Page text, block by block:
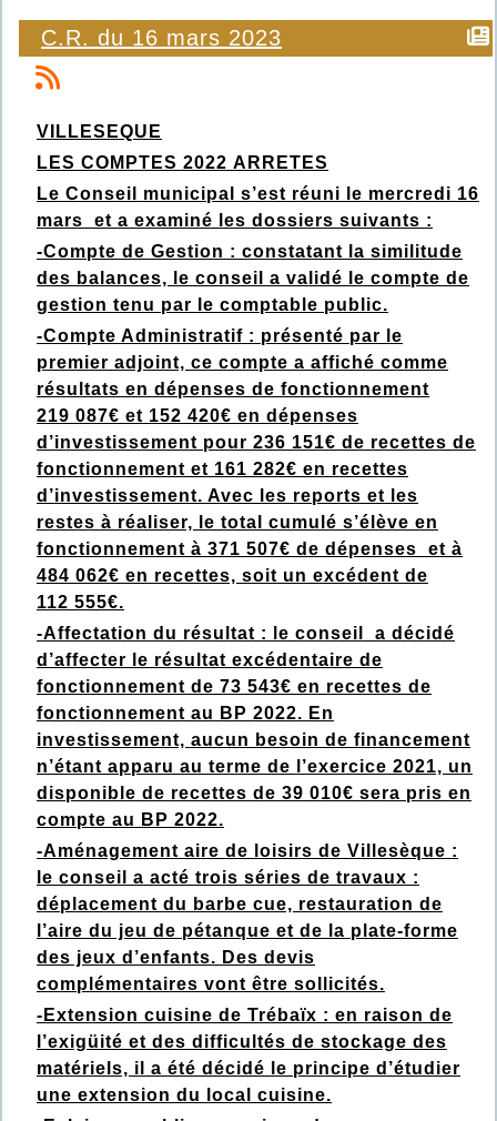
C.R. du 16 mars 2023
VILLESEQUE
LES COMPTES 2022 ARRETES
Le Conseil municipal s’est réuni le mercredi 16
mars et a examiné les dossiers suivants :
-Compte de Gestion : constatant la similitude
des balances, le conseil a validé le compte de
gestion tenu par le comptable public.
-Compte Administratif : présenté par le
premier adjoint, ce compte a affiché comme
résultats en dépenses de fonctionnement
219 087€ et 152 420€ en dépenses
d’investissement pour 236 151€ de recettes de
fonctionnement et 161 282€ en recettes
d’investissement. Avec les reports et les
restes à réaliser, le total cumulé s’élève en
fonctionnement à 371 507€ de dépenses et à
484 062€ en recettes, soit un excédent de
112 555€.
-Affectation du résultat : le conseil a décidé
d’affecter le résultat excédentaire de
fonctionnement de 73 543€ en recettes de
fonctionnement au BP 2022. En
investissement, aucun besoin de financement
n’étant apparu au terme de l’exercice 2021, un
disponible de recettes de 39 010€ sera pris en
compte au BP 2022.
-Aménagement aire de loisirs de Villesèque :
le conseil a acté trois séries de travaux :
déplacement du barbe cue, restauration de
l’aire du jeu de pétanque et de la plate-forme
des jeux d’enfants. Des devis
complémentaires vont être sollicités.
-Extension cuisine de Trébaïx : en raison de
l’exigüité et des difficultés de stockage des
matériels, il a été décidé le principe d’étudier
une extension du local cuisine.